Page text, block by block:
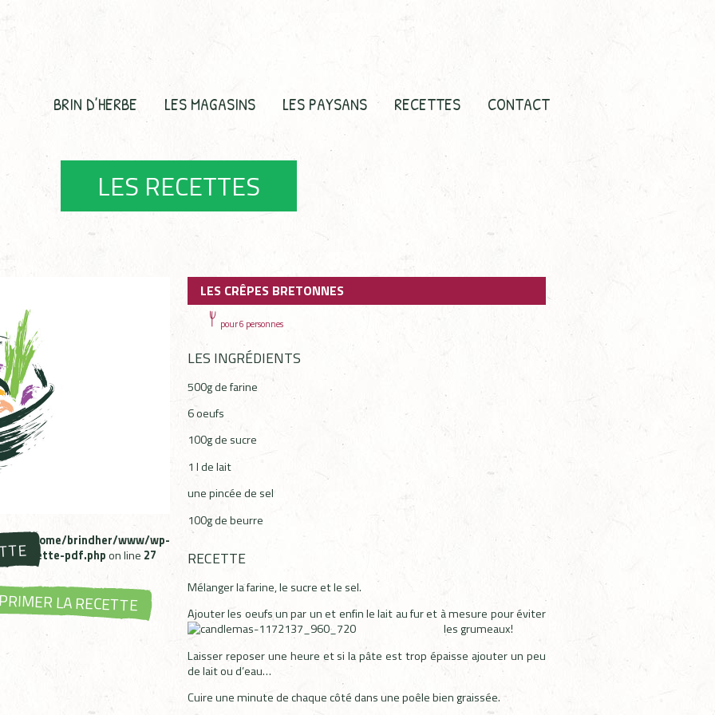
BRIN D’HERBE LES MAGASINS LES PAYSANS RECETTES CONTACT
LES RECETTES
in
/home/brindher/www/wp-
recette-pdf.phpon line 27
LA RECETTE
LES CRÊPES BRETONNES
pour 6 personnes
LES INGRÉDIENTS
500g de farine
6 oeufs
100g de sucre
1 l de lait
une pincée de sel
100g de beurre
RECETTE
Mélanger la farine, le sucre et le sel.
Ajouter les oeufs un par un et enfin le lait au fur et à mesure pour éviter
les grumeaux!
Laisser reposer une heure et si la pâte est trop épaisse ajouter un peu
de lait ou d’eau…
Cuire une minute de chaque côté dans une poêle bien graissée.